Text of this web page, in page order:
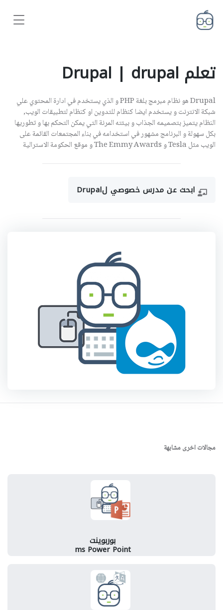
تعلم Drupal | drupal
Drupal هو نظام مبرمج بلغة PHP و الذي يستخدم في ادارة المحتوي علي
شبكة الانترنت و يستخدم ايضا كنظام للتدوين او كنظام لتطبيقات الويب,
النظام يتميز بتصميمه الجذاب و بيئته المرنة التي يمكن التحكم بها و تطوريها
بكل سهولة و البرنامج مشهور في استخدامه في بناء المجتمعات القائمة على
الويب مثل Tesla و The Emmy Awards و موقع الحكومة الاسترالية
ابحث عن مدرس خصوصي لDrupal
مجالات اخرى مشابهة
بوربوينت
ms Power Point